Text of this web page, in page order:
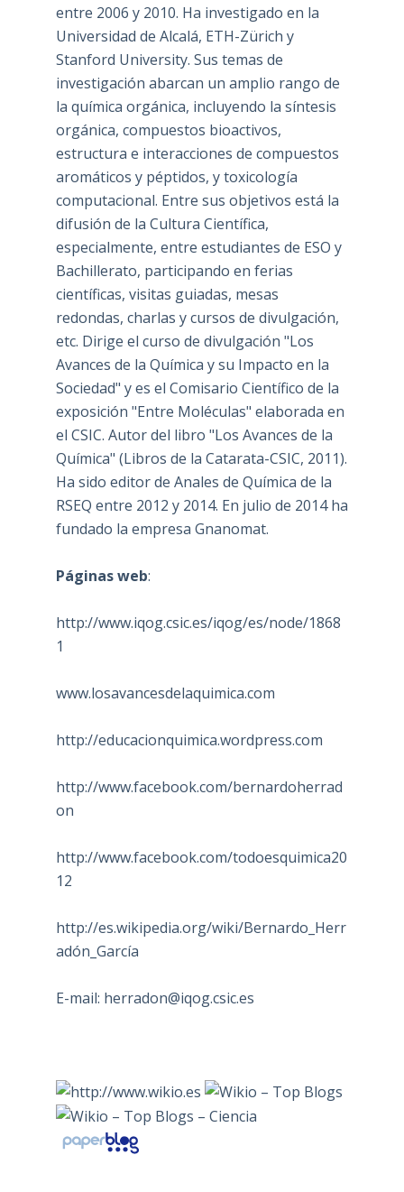
entre 2006 y 2010. Ha investigado en la
Universidad de Alcalá, ETH-Zürich y
Stanford University. Sus temas de
investigación abarcan un amplio rango de
la química orgánica, incluyendo la síntesis
orgánica, compuestos bioactivos,
estructura e interacciones de compuestos
aromáticos y péptidos, y toxicología
computacional. Entre sus objetivos está la
difusión de la Cultura Científica,
especialmente, entre estudiantes de ESO y
Bachillerato, participando en ferias
científicas, visitas guiadas, mesas
redondas, charlas y cursos de divulgación,
etc. Dirige el curso de divulgación "Los
Avances de la Química y su Impacto en la
Sociedad" y es el Comisario Científico de la
exposición "Entre Moléculas" elaborada en
el CSIC. Autor del libro "Los Avances de la
Química" (Libros de la Catarata-CSIC, 2011).
Ha sido editor de Anales de Química de la
RSEQ entre 2012 y 2014. En julio de 2014 ha
fundado la empresa Gnanomat.
Páginas web:
http://www.iqog.csic.es/iqog/es/node/1868
1
www.losavancesdelaquimica.com
http://educacionquimica.wordpress.com
http://www.facebook.com/bernardoherrad
on
http://www.facebook.com/todoesquimica20
12
http://es.wikipedia.org/wiki/Bernardo_Herr
adón_García
E-mail: herradon@iqog.csic.es